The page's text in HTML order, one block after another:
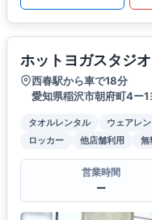
ホットヨガスタジ
西春駅から車で18分
愛知県稲沢市朝府町4ー
タオルレンタル ウェアレ
ロッカー
他店舗利用 無
営業時間
ー